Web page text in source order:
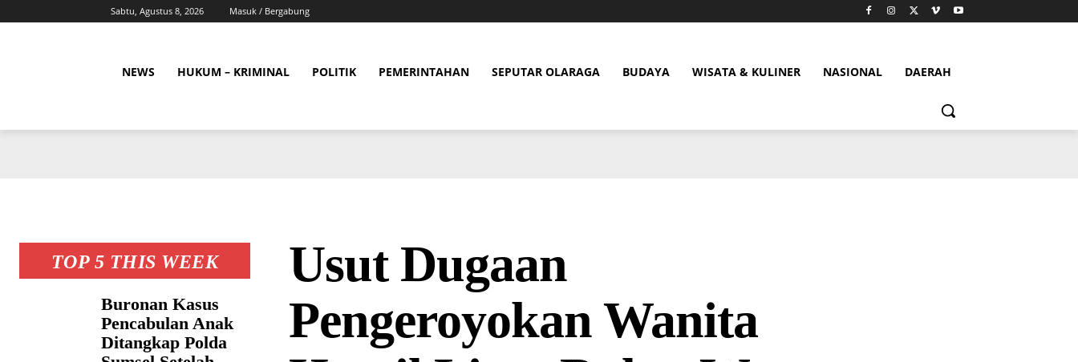
Sabtu, Agustus 8, 2026 Masuk / Bergabung
NEWS HUKUM – KRIMINAL POLITIK PEMERINTAHAN SEPUTAR OLARAGA BUDAYA WISATA & KULINER NASIONAL DAERAH
TOP 5 THIS WEEK
Buronan Kasus
Pencabulan Anak
Ditangkap Polda
Usut Dugaan
Pengeroyokan Wanita